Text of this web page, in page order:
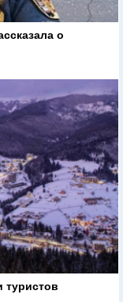
о
туристов